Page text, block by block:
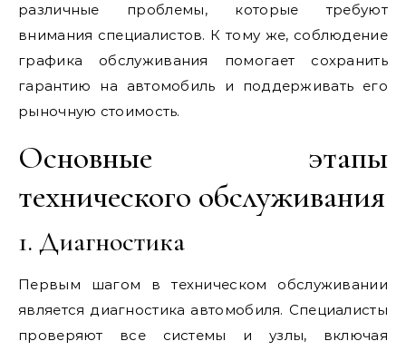
различные проблемы, которые требуют
внимания специалистов. К тому же, соблюдение
графика обслуживания помогает сохранить
гарантию на автомобиль и поддерживать его
рыночную стоимость.
Основные этапы
технического обслуживания
1. Диагностика
Первым шагом в техническом обслуживании
является диагностика автомобиля. Специалисты
проверяют все системы и узлы, включая